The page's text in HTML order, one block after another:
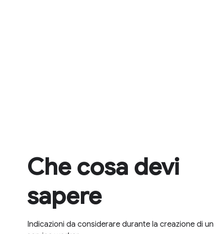
Che cosa devi
sapere
Indicazioni da considerare durante la creazione di un